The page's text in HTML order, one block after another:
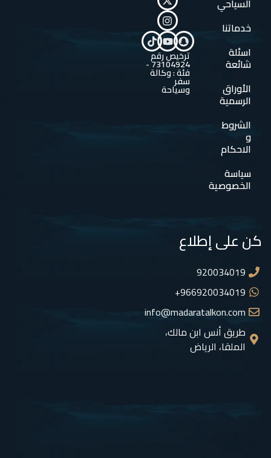
السياحي
خدماتنا
اسئلة
شائعة
الأوراق
الرسمية
الشروط
و
الاحكام
سياسة
الخصوصية
ترخيص رقم
73104924 -
فئة : وكالة
سفر
وسياحة
كن على إطلاع
920034019
966920034019+
info@madaratalkon.com
طريق أنس ابن مالك،
الملقا، الرياض